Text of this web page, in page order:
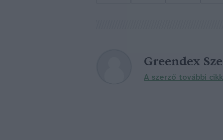
Greendex
A szerző további